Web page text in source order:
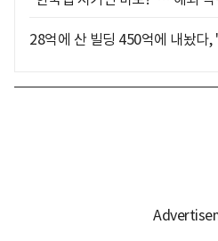
28억에 산 빌딩 450억에 내놨다,